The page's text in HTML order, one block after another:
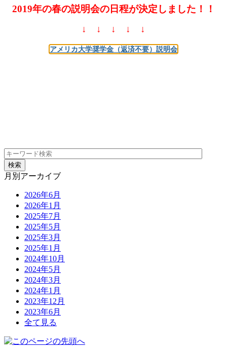
2019年の春の説明会の日程が決定しました！！
↓ ↓ ↓ ↓ ↓
アメリカ大学奨学金（返済不要）説明会
月別アーカイブ
2026年6月
2026年1月
2025年7月
2025年5月
2025年3月
2025年1月
2024年10月
2024年5月
2024年3月
2024年1月
2023年12月
2023年6月
全て見る